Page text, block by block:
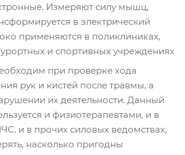
Измеряют силу мышц,
в электрический
применяются в поликлиниках,
и спортивных учреждениях
при проверке хода
рук и кистей после травмы, а
их деятельности. Данный
и физиотерапевтами, и в
и в прочих силовых ведомствах,
насколько пригодны